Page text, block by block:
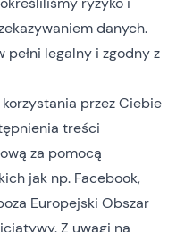
danych.
legalny i zgodny z
przez Ciebie
treści
za pomocą
jak np. Facebook,
Europejski Obszar
Z uwagi na